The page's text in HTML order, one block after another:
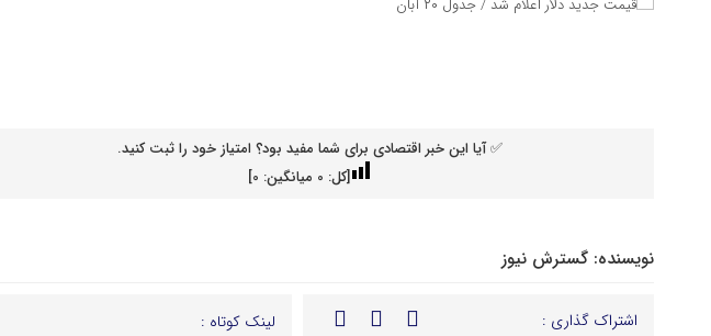
✅ آیا این خبر اقتصادی برای شما مفید بود؟ امتیاز خود را ثبت کنید.
[کل: 0 میانگین: 0
]
نویسنده: گسترش نیوز
اشتراک گذاری : لینک کوتاه :